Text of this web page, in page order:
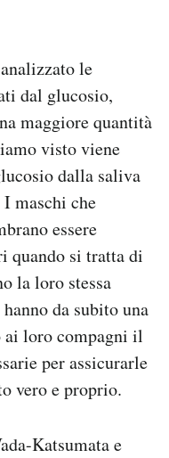
le
dal glucosio,
maggiore quantità
visto viene
dalla saliva
maschi che
essere
quando si tratta di
la loro stessa
da subito una
ai loro compagni il
per assicurarle
vero e proprio.
Katsumata e